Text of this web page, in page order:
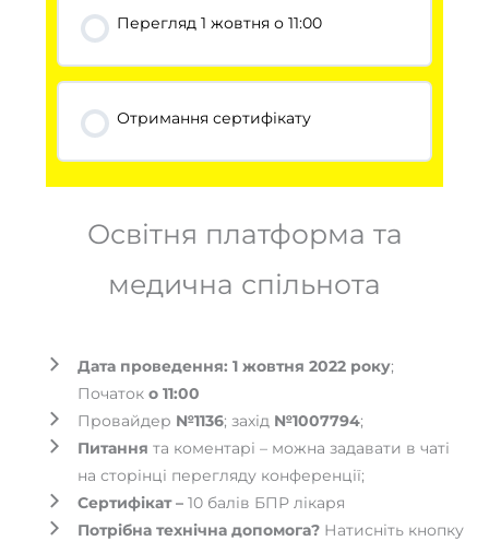
Перегляд 1 жовтня о 11:00
Отримання сертифікату
Освітня платформа та
медична спільнота
Дата проведення:1 жовтня 2022 року;
Початоко 11:00
Провайдер №1136; захід №1007794;
Питання та коментарі – можна задавати в чаті
на сторінці перегляду конференції;
Сертифікат –10 балів БПР лікаря
Потрібна технічна допомога? Натисніть кнопку